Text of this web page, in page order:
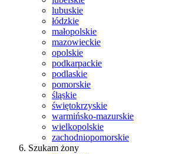
lubuskie
łódzkie
małopolskie
mazowieckie
opolskie
podkarpackie
podlaskie
pomorskie
śląskie
świętokrzyskie
warmińsko-mazurskie
wielkopolskie
zachodniopomorskie
Szukam żony